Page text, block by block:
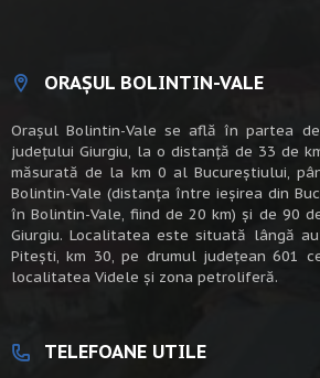
ORAȘUL BOLINTIN-VALE
Oraşul Bolintin-Vale se află în partea
judeţului Giurgiu, la o distanţă de 33 de
măsurată de la km 0 al Bucureștiului,
Bolintin-Vale (distanța între ieșirea din
în Bolintin-Vale, fiind de 20 km) şi de 90
Giurgiu. Localitatea este situată lângă
Piteşti, km 30, pe drumul judeţean 601
localitatea Videle şi zona petroliferă.
TELEFOANE UTILE